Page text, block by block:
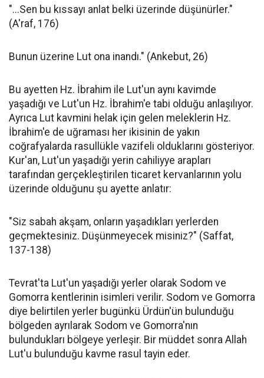
"...Sen bu kıssayı anlat belki üzerinde düşünürler."
(A'raf, 176)
Bunun üzerine Lut ona inandı." (Ankebut, 26)
Bu ayetten Hz. İbrahim ile Lut'un aynı kavimde
yaşadığı ve Lut'un Hz. İbrahim'e tabi olduğu anlaşılıyor.
Ayrıca Lut kavmini helak için gelen meleklerin Hz.
İbrahim'e de uğraması her ikisinin de yakın
coğrafyalarda rasullükle vazifeli olduklarını gösteriyor.
Kur'an, Lut'un yaşadığı yerin cahiliyye arapları
tarafından gerçekleştirilen ticaret kervanlarının yolu
üzerinde olduğunu şu ayette anlatır:
"Siz sabah akşam, onların yaşadıkları yerlerden
geçmektesiniz. Düşünmeyecek misiniz?" (Saffat,
137-138)
Tevrat'ta Lut'un yaşadığı yerler olarak Sodom ve
Gomorra kentlerinin isimleri verilir. Sodom ve Gomorra
diye belirtilen yerler bugünkü Ürdün'ün bulunduğu
bölgeden ayrılarak Sodom ve Gomorra'nın
bulundukları bölgeye yerleşir. Bir müddet sonra Allah
Lut'u bulunduğu kavme rasul tayin eder.